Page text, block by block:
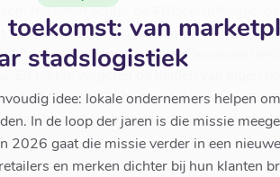
het brein achter de #BlackGirlMagic-
Dit boek is een leerzame reis door de
Jeanettte Epps worden afgewisseld
En niet te vergeten de helden van eigen
Natasja Gibbs en
en non-binaire schrijvers,
toekomst: van
stadslogistiek
idee: lokale ondernemers helpen
In de loop der jaren is die missie
2026 gaat die missie verder in een
en merken dichter bij hun klanten